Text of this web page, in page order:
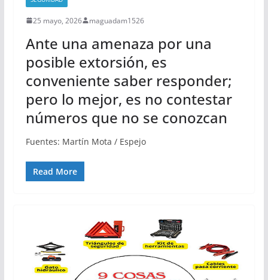
25 mayo, 2026 maguadam1526
Ante una amenaza por una
posible extorsión, es
conveniente saber responder;
pero lo mejor, es no contestar
números que no se conozcan
Fuentes: Martín Mota / Espejo
Read More